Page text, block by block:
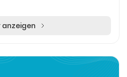
anzeigen